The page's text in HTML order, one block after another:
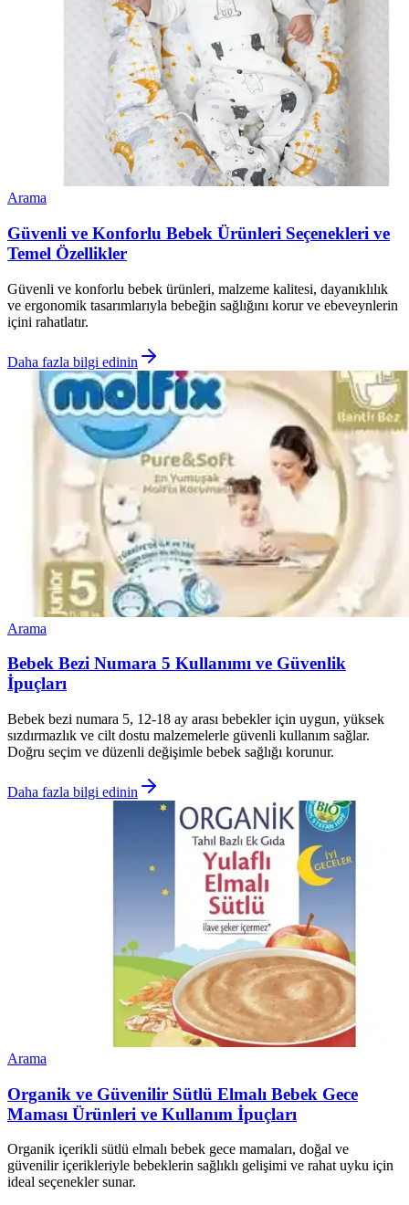
Arama
Güvenli ve Konforlu Bebek Ürünleri Seçenekleri ve
Temel Özellikler
Güvenli ve konforlu bebek ürünleri, malzeme kalitesi, dayanıklılık
ve ergonomik tasarımlarıyla bebeğin sağlığını korur ve ebeveynlerin
içini rahatlatır.
Daha fazla bilgi edinin
Arama
Bebek Bezi Numara 5 Kullanımı ve Güvenlik
İpuçları
Bebek bezi numara 5, 12-18 ay arası bebekler için uygun, yüksek
sızdırmazlık ve cilt dostu malzemelerle güvenli kullanım sağlar.
Doğru seçim ve düzenli değişimle bebek sağlığı korunur.
Daha fazla bilgi edinin
Arama
Organik ve Güvenilir Sütlü Elmalı Bebek Gece
Maması Ürünleri ve Kullanım İpuçları
Organik içerikli sütlü elmalı bebek gece mamaları, doğal ve
güvenilir içerikleriyle bebeklerin sağlıklı gelişimi ve rahat uyku için
ideal seçenekler sunar.